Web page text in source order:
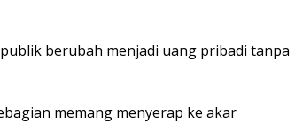
berubah menjadi uang pribadi tanpa
memang menyerap ke akar